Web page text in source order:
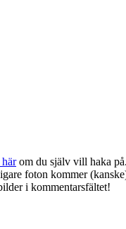
om du själv vill haka
foton kommer
i kommentarsfältet!